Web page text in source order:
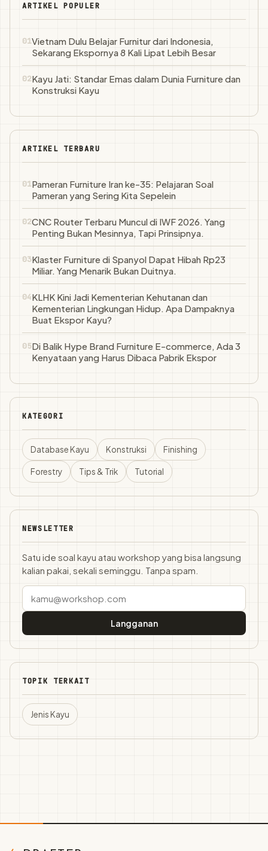
ARTIKEL POPULER
Vietnam Dulu Belajar Furnitur dari Indonesia,
Sekarang Ekspornya 8 Kali Lipat Lebih Besar
Kayu Jati: Standar Emas dalam Dunia Furniture dan
Konstruksi Kayu
ARTIKEL TERBARU
Pameran Furniture Iran ke-35: Pelajaran Soal
Pameran yang Sering Kita Sepelein
CNC Router Terbaru Muncul di IWF 2026. Yang
Penting Bukan Mesinnya, Tapi Prinsipnya.
Klaster Furniture di Spanyol Dapat Hibah Rp23
Miliar. Yang Menarik Bukan Duitnya.
KLHK Kini Jadi Kementerian Kehutanan dan
Kementerian Lingkungan Hidup. Apa Dampaknya
Buat Ekspor Kayu?
Di Balik Hype Brand Furniture E-commerce, Ada 3
Kenyataan yang Harus Dibaca Pabrik Ekspor
KATEGORI
Database Kayu Konstruksi Finishing
Forestry Tips & Trik Tutorial
NEWSLETTER
Satu ide soal kayu atau workshop yang bisa langsung
kalian pakai, sekali seminggu. Tanpa spam.
Langganan
TOPIK TERKAIT
Jenis Kayu